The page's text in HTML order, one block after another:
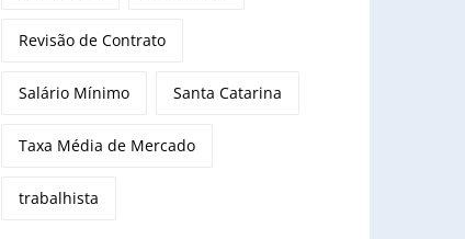
Revisão de Contrato
Salário Mínimo Santa Catarina
Taxa Média de Mercado
trabalhista